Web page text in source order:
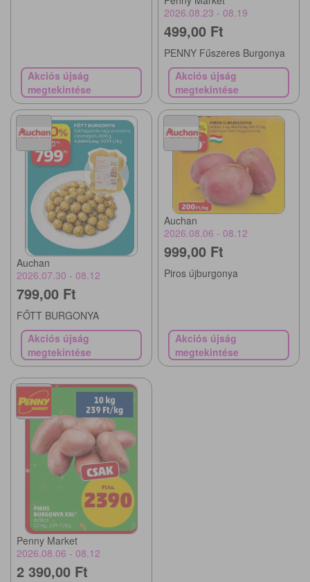
Akciós újság
megtekintése
2026.08.23 - 08.19
499,00 Ft
PENNY Fűszeres Burgonya
Akciós újság
megtekintése
Auchan
2026.07.30 - 08.12
799,00 Ft
FŐTT BURGONYA
Akciós újság
megtekintése
Auchan
2026.08.06 - 08.12
999,00 Ft
Piros újburgonya
Akciós újság
megtekintése
Penny Market
2026.08.06 - 08.12
2 390,00 Ft